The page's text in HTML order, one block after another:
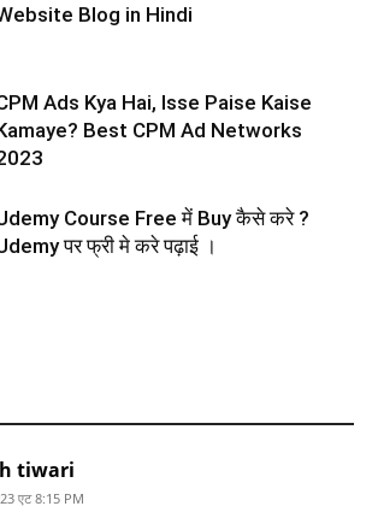
Blog in Hindi
Ads Kya Hai, Isse Paise Kaise
Best CPM Ad Networks
Course Free में Buy कैसे करे ?
पर फ्री मे करे पढ़ाई ।
tiwari
एट 8:15 PM